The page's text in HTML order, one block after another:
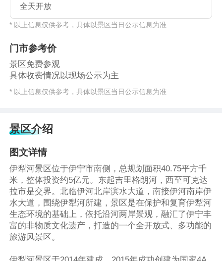
全天开放
* 以上信息仅供参考，具体以景区当日公示信息为准
门市参考价
景区免费参观
具体收费情况以现场公示为主
* 以上信息仅供参考，具体以景区当日公示信息为准
景区介绍
图文详情
伊犁河景区位于伊宁市南侧，总规划面积40.75平方千
米，整体投资约5亿元。东起吉里格朗河，西至可克达
拉市是交界。北临伊河北岸滨水大道，南接伊河南岸伊
水大道，围绕伊犁河所建，景区是在保护和复育伊犁河
生态环境的基础上，依托沿河两岸景观，融汇了伊宁丰
富的非物质文化遗产，打造的一个全开放式、多功能的
旅游风景区。